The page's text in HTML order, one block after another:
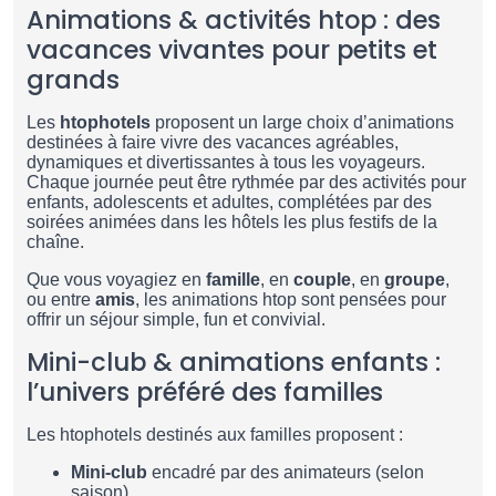
Animations & activités htop : des
vacances vivantes pour petits et
grands
Les htophotels proposent un large choix d’animations
destinées à faire vivre des vacances agréables,
dynamiques et divertissantes à tous les voyageurs.
Chaque journée peut être rythmée par des activités pour
enfants, adolescents et adultes, complétées par des
soirées animées dans les hôtels les plus festifs de la
chaîne.
Que vous voyagiez en famille, en couple, en groupe,
ou entre amis, les animations htop sont pensées pour
offrir un séjour simple, fun et convivial.
Mini-club & animations enfants :
l’univers préféré des familles
Les htophotels destinés aux familles proposent :
Mini-club encadré par des animateurs (selon
saison)